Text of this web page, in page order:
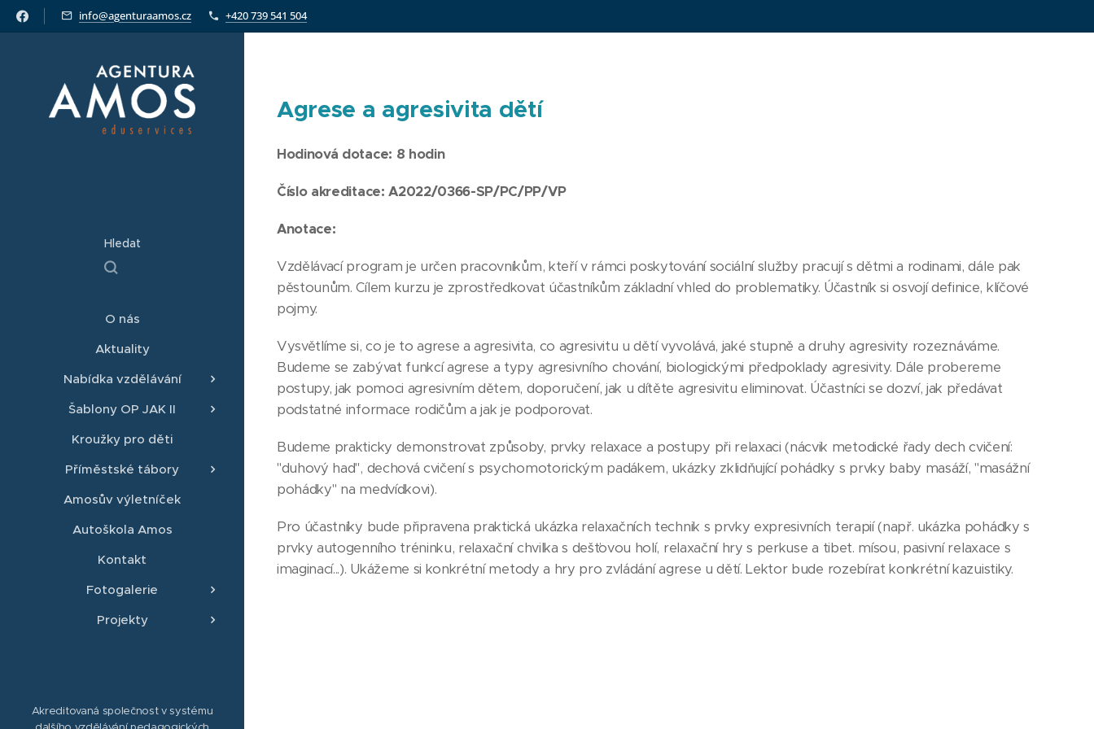
info@agenturaamos.cz +420 739 541 504
Hledat
O nás
Aktuality
Nabídka vzdělávání
Šablony OP JAK II
Kroužky pro děti
Příměstské tábory
Amosův výletníček
Autoškola Amos
Kontakt
Fotogalerie
Projekty
Agrese a agresivita dětí
Hodinová dotace: 8 hodin
Číslo akreditace:A2022/0366-SP/PC/PP/VP
Anotace:
Vzdělávací program je určen pracovníkům, kteří v rámci poskytování sociální služby pracují s dětmi a rodinami, dále pak
pěstounům. Cílem kurzu je zprostředkovat účastníkům základní vhled do problematiky. Účastník si osvojí definice, klíčové
pojmy.
Vysvětlíme si, co je to agrese a agresivita, co agresivitu u dětí vyvolává, jaké stupně a druhy agresivity rozeznáváme.
Budeme se zabývat funkcí agrese a typy agresivního chování, biologickými předpoklady agresivity. Dále probereme
postupy, jak pomoci agresivním dětem, doporučení, jak u dítěte agresivitu eliminovat. Účastníci se dozví, jak předávat
podstatné informace rodičům a jak je podporovat.
Budeme prakticky demonstrovat způsoby, prvky relaxace a postupy při relaxaci (nácvik metodické řady dech cvičení:
"duhový had", dechová cvičení s psychomotorickým padákem, ukázky zklidňující pohádky s prvky baby masáží, "masážní
pohádky" na medvídkovi).
Pro účastníky bude připravena praktická ukázka relaxačních technik s prvky expresivních terapií (např. ukázka pohádky s
prvky autogenního tréninku, relaxační chvilka s dešťovou holí, relaxační hry s perkuse a tibet. mísou, pasivní relaxace s
imaginací...). Ukážeme si konkrétní metody a hry pro zvládání agrese u dětí. Lektor bude rozebírat konkrétní kazuistiky.
Akreditovaná společnost v systému